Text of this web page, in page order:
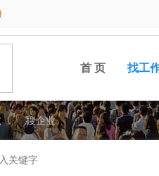
首 页 找工
搜企业